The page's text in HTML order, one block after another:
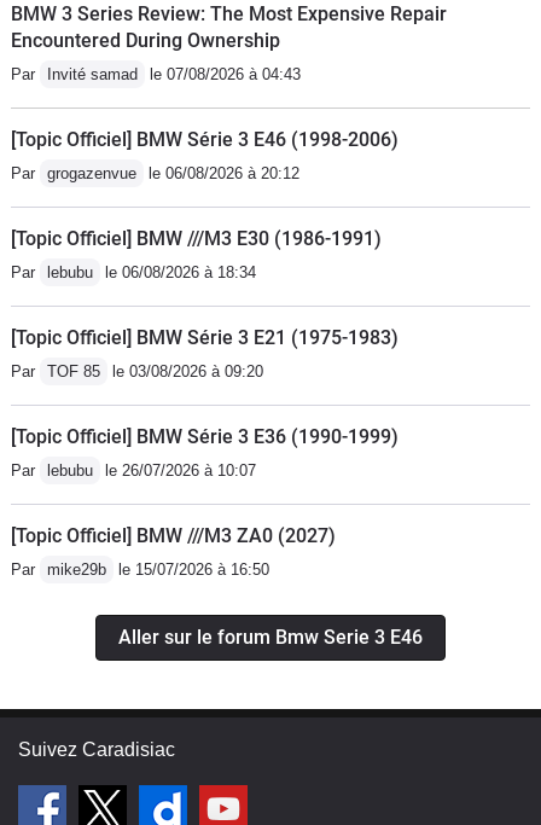
BMW 3 Series Review: The Most Expensive Repair
Encountered During Ownership
Par Invité samad le 07/08/2026 à 04:43
[Topic Officiel] BMW Série 3 E46 (1998-2006)
Par grogazenvue le 06/08/2026 à 20:12
[Topic Officiel] BMW ///M3 E30 (1986-1991)
Par lebubu le 06/08/2026 à 18:34
[Topic Officiel] BMW Série 3 E21 (1975-1983)
Par TOF 85 le 03/08/2026 à 09:20
[Topic Officiel] BMW Série 3 E36 (1990-1999)
Par lebubu le 26/07/2026 à 10:07
[Topic Officiel] BMW ///M3 ZA0 (2027)
Par mike29b le 15/07/2026 à 16:50
Aller sur le forum Bmw Serie 3 E46
Suivez Caradisiac